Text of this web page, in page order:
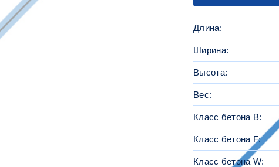
Длина:
Ширина:
Высота:
Вес:
Класс бетона B:
Класс бетона F:
Класс бетона W: